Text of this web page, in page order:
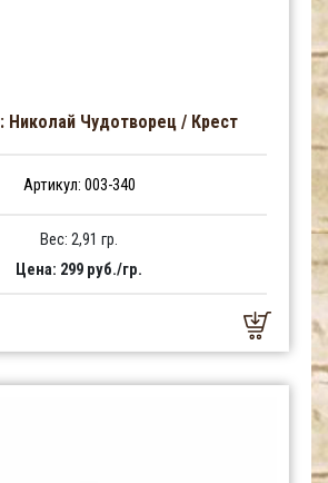
Николай Чудотворец / Крест
Артикул: 003-340
Вес: 2,91 гр.
Цена: 299 руб./гр.